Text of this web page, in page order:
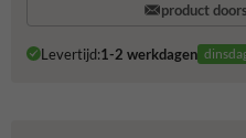
product
Levertijd:1-2 werkdagen